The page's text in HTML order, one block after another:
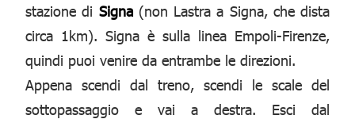
stazione di Signa(non Lastra a Signa, che dista
circa 1km). Signa è sulla linea Empoli-Firenze,
quindi puoi venire da entrambe le direzioni.
Appena scendi dal treno, scendi le scale del
sottopassaggio e vai a destra. Esci dal